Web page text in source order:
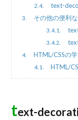
2.4. text-
3. その他の便利
3.4.1.
3.4.2.
4. HTML/CSSの
4.1. HTML/
text-